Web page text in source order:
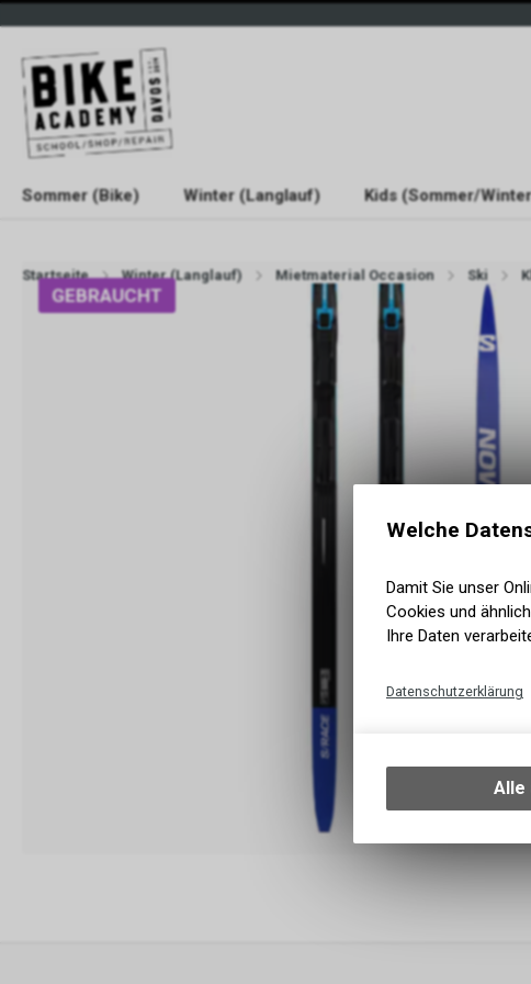
Sommer (Bike) Winter (Langlauf) Kids (Sommer/
Startseite Winter (Langlauf) Mietmaterial Occasion Ski
GEBRAUCHT
Welche
Damit Sie unser
Cookies und
Ihre Daten
Datenschutzerklärung
Alle